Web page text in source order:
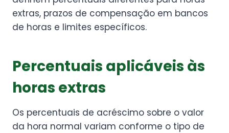
extras, prazos de compensação em bancos
de horas e limites específicos.
Percentuais aplicáveis às
horas extras
Os percentuais de acréscimo sobre o valor
da hora normal variam conforme o tipo de